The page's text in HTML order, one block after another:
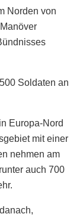
Norden von
Soldaten an
Europa-Nord
mit einer
nehmen am
auch 700